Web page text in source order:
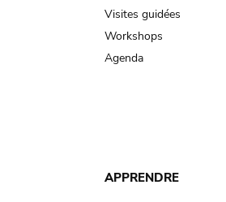
Visites guidées
Workshops
Agenda
APPRENDRE